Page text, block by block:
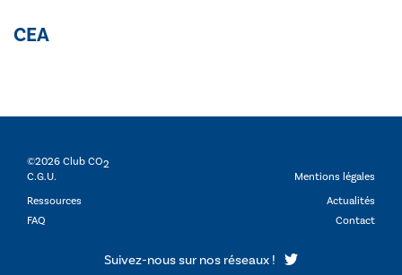
CEA
©2026 Club CO2
C.G.U.
Mentions légales
Ressources
FAQ
Actualités
Contact
Suivez-nous sur nos réseaux !